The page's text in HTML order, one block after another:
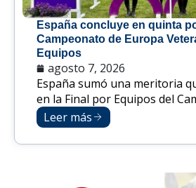
España concluye en quinta
Campeonato de Europa
Equipos
agosto 7, 2026
España sumó una meritoria
en la Final por Equipos del
Leer más